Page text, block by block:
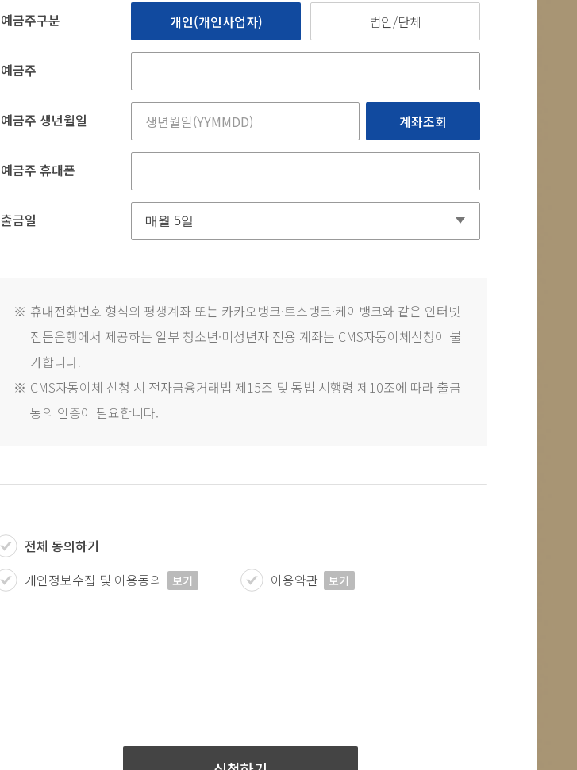
예금주구분 개인(개인사업자) 법인/단체
예금주
예금주 생년월일 계좌조회
예금주 휴대폰
출금일
※ 휴대전화번호 형식의 평생계좌 또는 카카오뱅크·토스뱅크·케이뱅크와 같은 인터넷
전문은행에서 제공하는 일부 청소년·미성년자 전용 계좌는 CMS자동이체신청이 불
가합니다.
※ CMS자동이체 신청 시 전자금융거래법 제15조 및 동법 시행령 제10조에 따라 출금
동의 인증이 필요합니다.
전체 동의하기
개인정보수집 및 이용동의
보기 이용약관 보기